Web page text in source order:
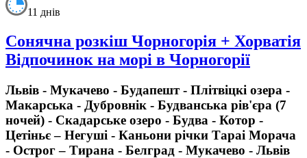
11 днів
Сонячна розкіш Чорногорія + Хорватія
Відпочинок на морі в Чорногорії
Львів - Мукачево - Будапешт - Плітвіцкі озера -
Макарська - Дубровнік - Будванська рів'єра (7
ночей) - Скадарське озеро - Будва - Котор -
Цетіньє – Негуші - Каньони річки Тараі Морача
- Острог – Тирана - Белград - Мукачево - Львів